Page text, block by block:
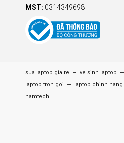
MST: 0314349698
sua laptop gia re – ve sinh laptop –
laptop tron goi
– laptop chinh hang
hamtech